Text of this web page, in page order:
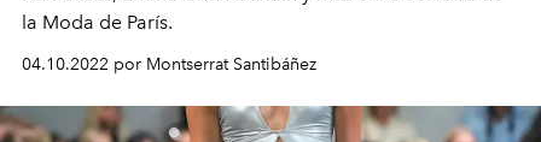
la Moda de París.
04.10.2022 por Montserrat Santibáñez